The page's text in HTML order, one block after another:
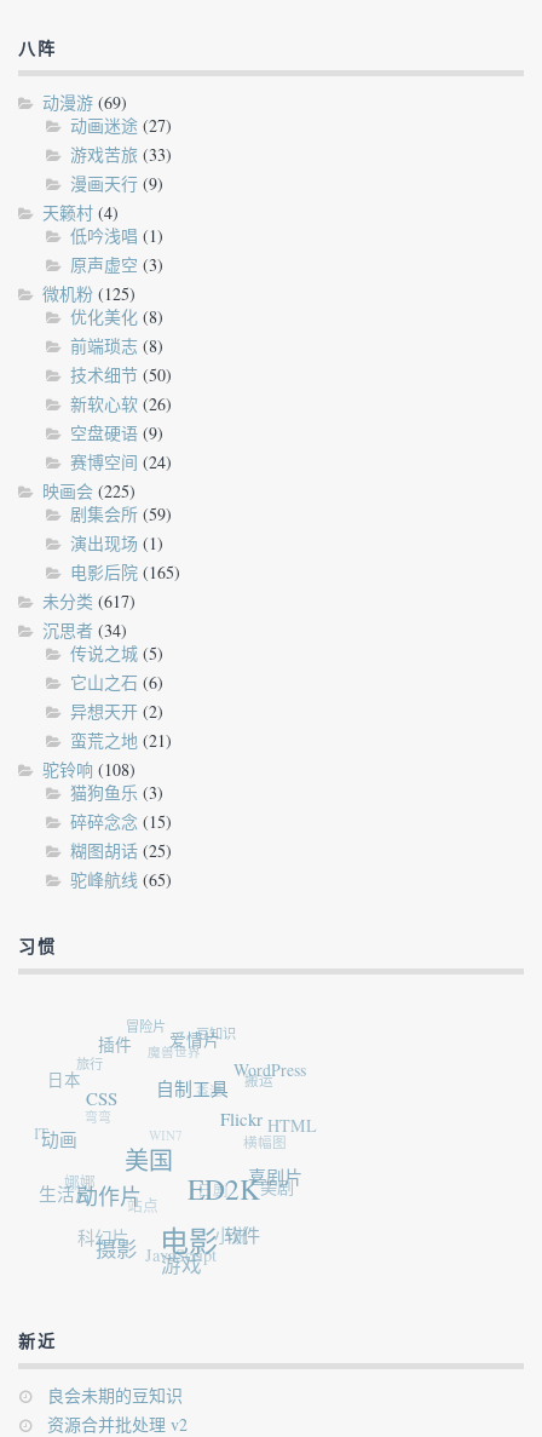
八阵
动漫游 (69)
动画迷途 (27)
游戏苦旅 (33)
漫画天行 (9)
天籁村 (4)
低吟浅唱 (1)
原声虚空 (3)
微机粉 (125)
优化美化 (8)
前端琐志 (8)
技术细节 (50)
新软心软 (26)
空盘硬语 (9)
赛博空间 (24)
映画会 (225)
剧集会所 (59)
演出现场 (1)
电影后院 (165)
未分类 (617)
沉思者 (34)
传说之城 (5)
它山之石 (6)
异想天开 (2)
蛮荒之地 (21)
驼铃响 (108)
猫狗鱼乐 (3)
碎碎念念 (15)
糊图胡话 (25)
驼峰航线 (65)
习惯
电影
ED2K
美国
动作片
摄影
游戏
软件
喜剧片
Flickr
自制工具
CSS
动画
生活片
科幻片
JavaScript
小说
美剧
HTML
WordPress
爱情片
插件
日本
IT
娜娜
站点
日剧
横幅图
搬运
豆知识
冒险片
旅行
弯弯
香港
魔兽世界
新近
良会未期的豆知识
资源合并批处理 v2